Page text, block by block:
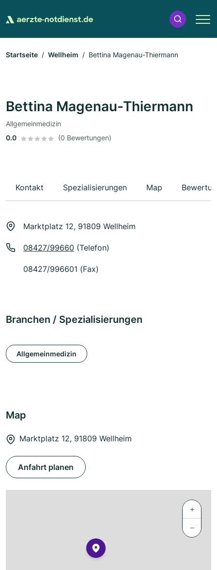
Startseite Wellheim Bettina Magenau-Thiermann
Bettina Magenau-Thiermann
Allgemeinmedizin
0.0
(0 Bewertungen)
Kontakt Spezialisierungen Map
Marktplatz 12, 91809 Wellheim
08427/99660 (Telefon)
08427/996601 (Fax)
Branchen / Spezialisierungen
Allgemeinmedizin
Map
Marktplatz 12, 91809 Wellheim
Anfahrt planen
+
−